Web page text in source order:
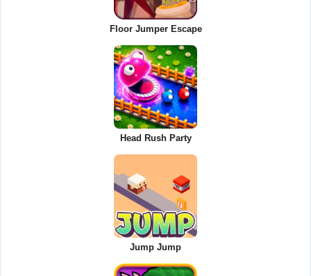
Floor Jumper Escape
Head Rush Party
Jump Jump